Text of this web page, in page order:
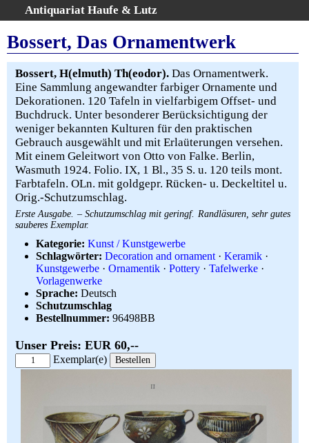
Antiquariat Haufe & Lutz
Home
Gesamtbestand
Erweiterte Suche
Kategorien
Schlagwörter
Warenkorb
AGB
Widerruf
Über uns
Aktuelle Kataloge
Ankauf
Impressum
Bossert, Das Ornamentwerk
Bossert, H(elmuth) Th(eodor). Das Ornamentwerk.
Eine Sammlung angewandter farbiger Ornamente und
Dekorationen. 120 Tafeln in vielfarbigem Offset- und
Buchdruck. Unter besonderer Berücksichtigung der
weniger bekannten Kulturen für den praktischen
Gebrauch ausgewählt und mit Erlaüterungen versehen.
Mit einem Geleitwort von Otto von Falke. Berlin,
Wasmuth 1924. Folio. IX, 1 Bl., 35 S. u. 120 teils mont.
Farbtafeln. OLn. mit goldgepr. Rücken- u. Deckeltitel u.
Orig.-Schutzumschlag.
Erste Ausgabe. – Schutzumschlag mit geringf. Randläsuren, sehr gutes
sauberes Exemplar.
Kategorie: Kunst / Kunstgewerbe
Schlagwörter: Decoration and ornament · Keramik ·
Kunstgewerbe · Ornamentik · Pottery · Tafelwerke ·
Vorlagenwerke
Sprache: Deutsch
Schutzumschlag
Bestellnummer: 96498BB
Unser Preis: EUR 60,--
Exemplar(e)